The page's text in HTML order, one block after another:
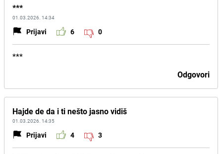
***
01.03.2026. 14:34
Prijavi 6 0
***
Odgovori
Hajde de da i ti nešto jasno vidiš
01.03.2026. 14:35
Prijavi 4 3